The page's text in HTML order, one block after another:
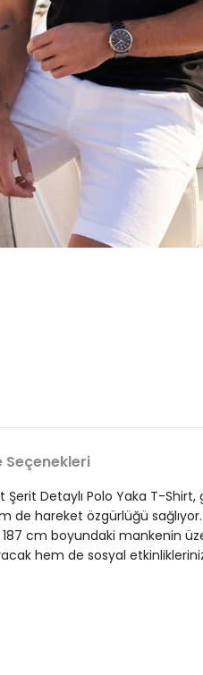
Seçenekleri
Detaylı Polo Yaka T-Shirt,
de hareket özgürlüğü
cm boyundaki mankenin
hem de sosyal